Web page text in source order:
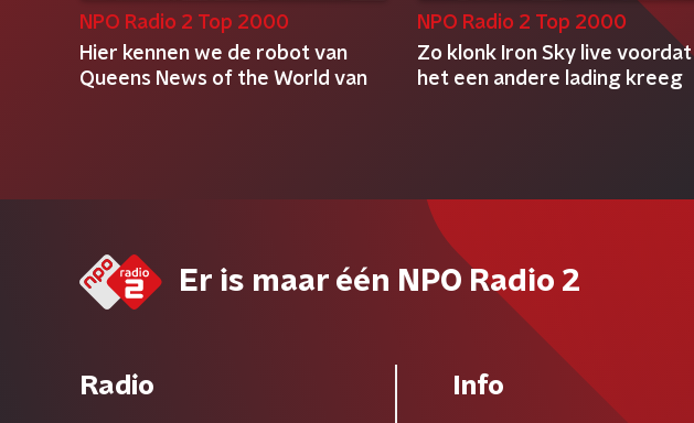
NPO Radio 2 Top 2000
Hier kennen we de robot van
Queens News of the World van
NPO Radio 2 Top 2000
Zo klonk Iron Sky live voordat
het een andere lading kreeg
Er is maar één NPO Radio 2
Radio Info